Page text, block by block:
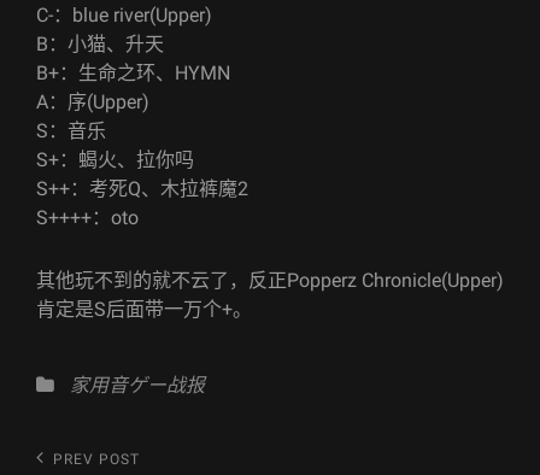
C-：blue river(Upper)
B：小猫、升天
B+：生命之环、HYMN
A：序(Upper)
S：音乐
S+：蝎火、拉你吗
S++：考死Q、木拉裤魔2
S++++：oto
其他玩不到的就不云了，反正Popperz Chronicle(Upper)
肯定是S后面带一万个+。
Categories
家用音ゲー战报
文
Previous
PREV POST